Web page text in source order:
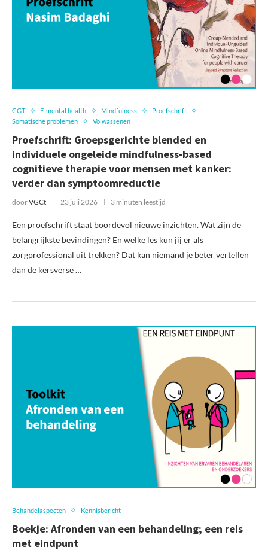
CGT E-mental health Mindfulness
Proefschrift
Somatische problemen
Volwassenen
Proefschrift: Groepsgerichte blended en
individuele ongeleide mindfulness-based
cognitieve therapie voor mensen met kanker:
verder dan symptoomreductie
doorVGCt 23 juli 2026 3 minuten leestijd
Een proefschrift staat boordevol nieuwe inzichten. Wat zijn de
belangrijkste bevindingen? En welke les kun jij er als
zorgprofessional uit trekken? Dat kan niemand je beter vertellen
dan de kersverse …
Behandelaspecten Kennisbericht
Boekje: Afronden van een behandeling; een reis
met eindpunt